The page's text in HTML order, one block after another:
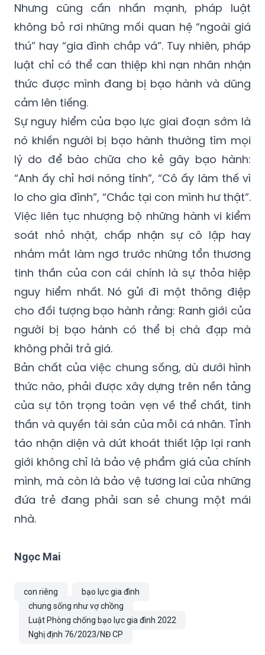
Nhưng cũng cần nhấn mạnh, pháp luật
không bỏ rơi những mối quan hệ “ngoài giá
thú” hay “gia đình chắp vá”. Tuy nhiên, pháp
luật chỉ có thể can thiệp khi nạn nhân nhận
thức được mình đang bị bạo hành và dũng
cảm lên tiếng.
Sự nguy hiểm của bạo lực giai đoạn sớm là
nó khiến người bị bạo hành thường tìm mọi
lý do để bào chữa cho kẻ gây bạo hành:
“Anh ấy chỉ hơi nóng tính”, “Cô ấy làm thế vì
lo cho gia đình”, “Chắc tại con mình hư thật”.
Việc liên tục nhượng bộ những hành vi kiểm
soát nhỏ nhặt, chấp nhận sự cô lập hay
nhắm mắt làm ngơ trước những tổn thương
tinh thần của con cái chính là sự thỏa hiệp
nguy hiểm nhất. Nó gửi đi một thông điệp
cho đối tượng bạo hành rằng: Ranh giới của
người bị bạo hành có thể bị chà đạp mà
không phải trả giá.
Bản chất của việc chung sống, dù dưới hình
thức nào, phải được xây dựng trên nền tảng
của sự tôn trọng toàn vẹn về thể chất, tinh
thần và quyền tài sản của mỗi cá nhân. Tỉnh
táo nhận diện và dứt khoát thiết lập lại ranh
giới không chỉ là bảo vệ phẩm giá của chính
mình, mà còn là bảo vệ tương lai của những
đứa trẻ đang phải san sẻ chung một mái
nhà.
Ngọc Mai
con riêng
bạo lực gia đình
chung sống như vợ chồng
Luật Phòng chống bạo lực gia đình 2022
Nghị định 76/2023/NĐ CP